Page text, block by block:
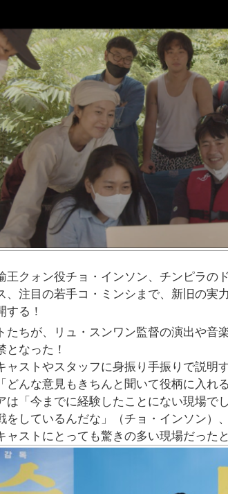
王クォン役チョ・インソン、チンピラの
、注目の若手コ・ミンシまで、新旧の実
する！
たちが、リュ・スンワン監督の演出や音
となった！
ャストやスタッフに身振り手振りで説明
どんな意見もきちんと聞いて役柄に入れ
は「今までに経験したことにない現場で
をしているんだな」（チョ・インソン）
ャストにとっても驚きの多い現場だったと